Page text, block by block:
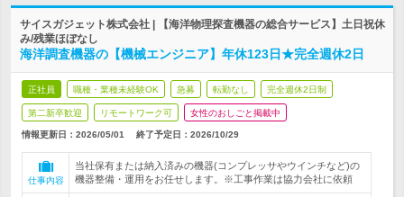
サイスガジェット株式会社 | 【海洋物理探査機器の総合サービス】土日祝休
み/残業ほぼなし
海洋調査機器の【機械エンジニア】年休123日★完全週休2日
正社員 職種・業種未経験OK 急募 転勤なし 完全週休2日制
第二新卒歓迎 リモートワーク可 女性のおしごと掲載中
情報更新日：2026/05/01 終了予定日： 2026/10/29
仕事内容
当社保有または納入済みの機器(コンプレッサやウインチなど)の
機器整備・運用をお任せします。※工事作業は協力会社に依頼